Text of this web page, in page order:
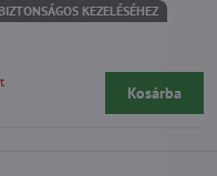
KEZELÉSÉHEZ
Kosárba